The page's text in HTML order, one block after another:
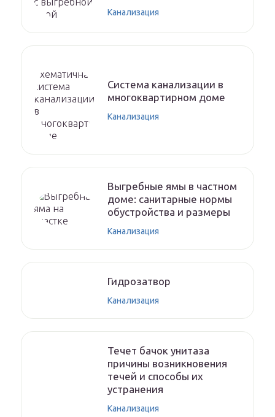
Канализация
Система канализации в
многоквартирном доме
Канализация
Выгребные ямы в частном
доме: санитарные нормы
обустройства и размеры
Канализация
Гидрозатвор
Канализация
Течет бачок унитаза
причины возникновения
течей и способы их
устранения
Канализация